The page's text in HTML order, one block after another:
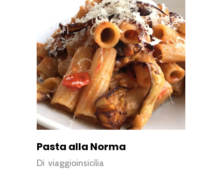
Pasta alla Norma
Di viaggioinsicilia